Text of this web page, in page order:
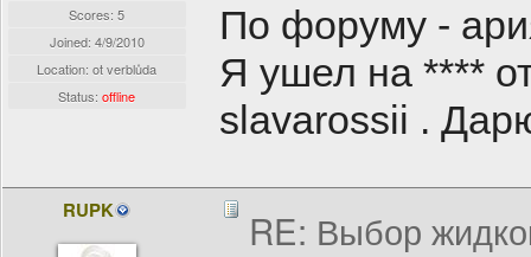
Scores: 5
Joined: 4/9/2010
Location: ot verblůda
Status:offline
По форуму -
Я ушел на ****
slavarossii .
RUPK
RE: Выбор